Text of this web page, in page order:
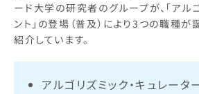
ード大学の研究者のグループが、「アル
ント」の登場（普及）により3つの職種
紹介しています。
アルゴリズミック・キュレータ